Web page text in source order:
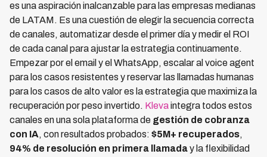
es una aspiración inalcanzable para las empresas medianas
de LATAM. Es una cuestión de elegir la secuencia correcta
de canales, automatizar desde el primer día y medir el ROI
de cada canal para ajustar la estrategia continuamente.
Empezar por el email y el WhatsApp, escalar al voice agent
para los casos resistentes y reservar las llamadas humanas
para los casos de alto valor es la estrategia que maximiza la
recuperación por peso invertido. Klevaintegra todos estos
canales en una sola plataforma de gestión de cobranza
con IA, con resultados probados: $5M+ recuperados,
94% de resolución en primera llamaday la flexibilidad